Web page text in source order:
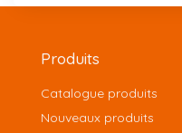
Produits
Catalogue produits
Nouveaux produits